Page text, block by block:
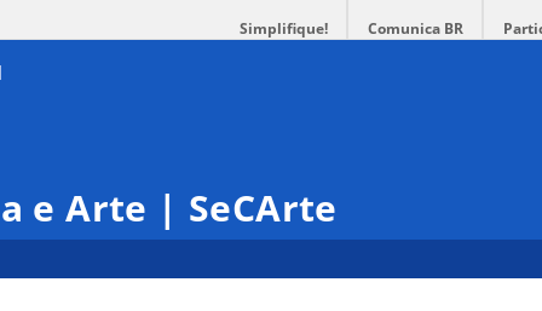
Simplifique! Comunica BR
e Arte | SeCArte